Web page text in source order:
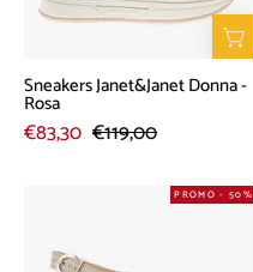
Sneakers Janet&Janet Donna -
Rosa
€83,30 €119,00
Sandalo
PROMO - 50%